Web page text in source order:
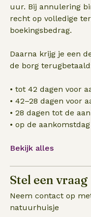
uur. Bij annulering
recht op volledige
boekingsbedrag.
Daarna krijg je een
de borg
• tot 42 dagen voor
• 42–28 dagen voor
• 28 dagen tot de
• op de
Bekijk alles
Stel een vraag
Neem contact op
natuurhuisje